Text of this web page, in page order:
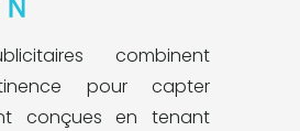
combinent
pour capter
conçues en tenant